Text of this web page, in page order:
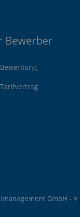
Bewerber
Bewerbung
Tarifvertrag
GmbH -